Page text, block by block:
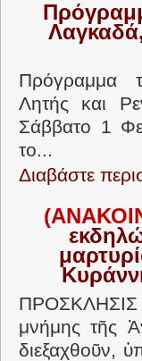
Πρόγραμμα
Λητής και
Σάββατο 1
το...
Διαβάστε
ΠΡΟΣΚΛΗΣΙΣ
μνήμης τῆς
διεξαχθοῦν,